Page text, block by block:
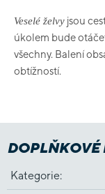
Veselé želvy jsou
úkolem bude
všechny. Balení
obtížností.
DOPLŇKOVÉ
Kategorie: